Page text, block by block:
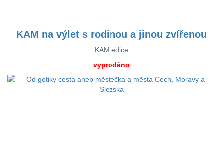
KAM na výlet s rodinou a jinou zvířenou
KAM edice
vyprodáno